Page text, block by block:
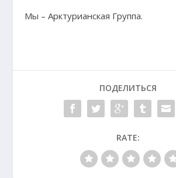
Мы – Арктурианская Группа.
ПОДЕЛИТЬСЯ
RATE: